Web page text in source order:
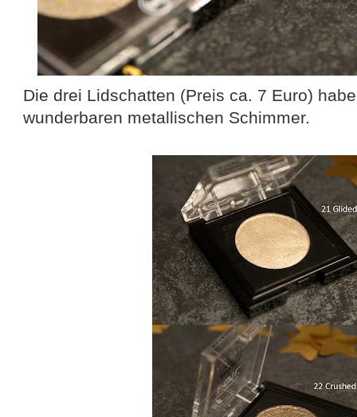
Die drei Lidschatten (Preis ca. 7 Euro)
wunderbaren metallischen Schimmer.